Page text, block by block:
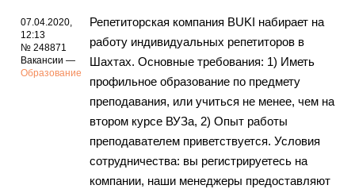
07.04.2020,
12:13
№ 248871
Вакансии —
Образование
Репетиторская компания BUKI набирает на
работу индивидуальных репетиторов в
Шахтах. Основные требования: 1) Иметь
профильное образование по предмету
преподавания, или учиться не менее, чем на
втором курсе ВУЗа, 2) Опыт работы
преподавателем приветствуется. Условия
сотрудничества: вы регистрируетесь на
компании, наши менеджеры предоставляют